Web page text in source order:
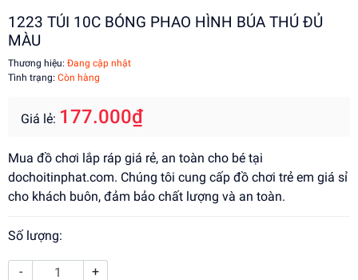
1223 TÚI 10C BÓNG PHAO HÌNH BÚA THÚ ĐỦ
MÀU
Thương hiệu: Đang cập nhật
Tình trạng: Còn hàng
Giá lẻ: 177.000₫
Mua đồ chơi lắp ráp giá rẻ, an toàn cho bé tại
dochoitinphat.com. Chúng tôi cung cấp đồ chơi trẻ em giá sỉ
cho khách buôn, đảm bảo chất lượng và an toàn.
Số lượng:
- +